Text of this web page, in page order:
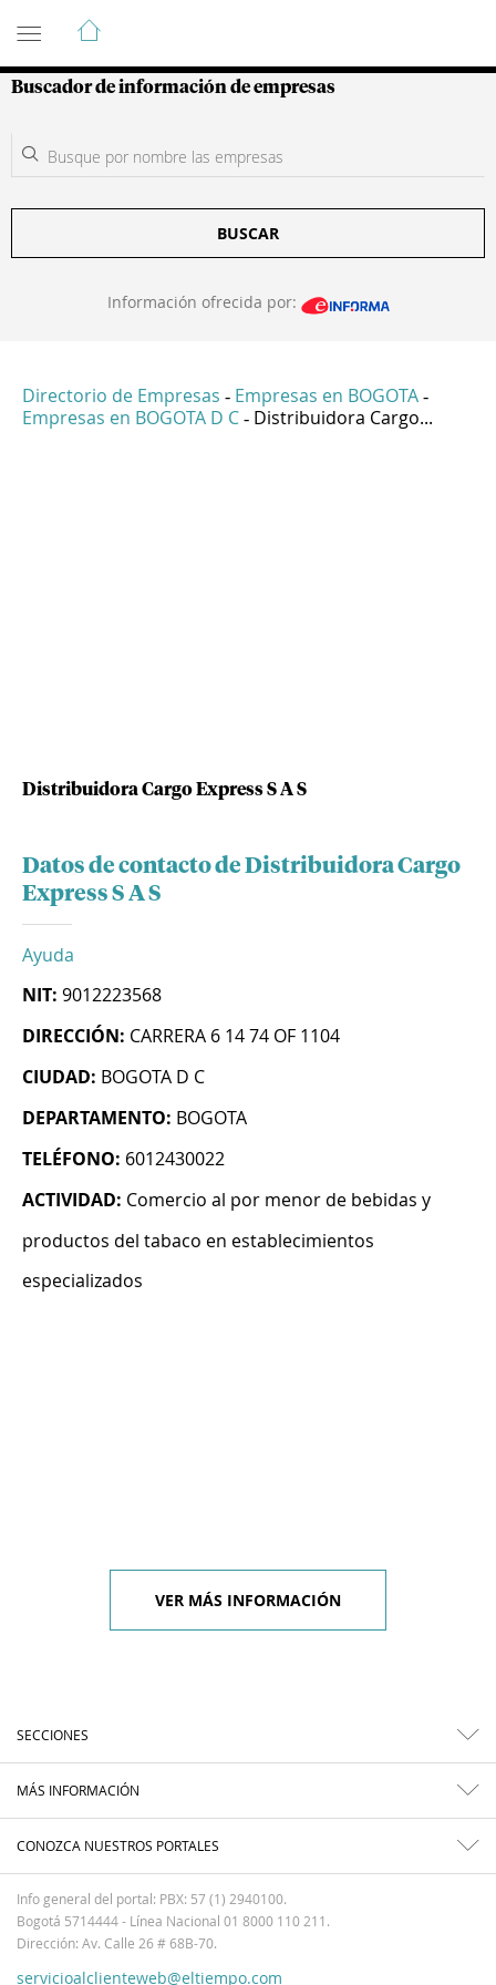
Guía de Empresas Colombianas
Buscador de información de empresas
BUSCAR
Información ofrecida por:
Directorio de Empresas - Empresas en BOGOTA -
Empresas en BOGOTA D C - Distribuidora Cargo...
Distribuidora Cargo Express S A S
Datos de contacto de Distribuidora Cargo
Express S A S
Ayuda
NIT: 9012223568
DIRECCIÓN: CARRERA 6 14 74 OF 1104
CIUDAD: BOGOTA D C
DEPARTAMENTO: BOGOTA
TELÉFONO: 6012430022
ACTIVIDAD: Comercio al por menor de bebidas y
productos del tabaco en establecimientos
especializados
VER MÁS INFORMACIÓN
SECCIONES
MÁS INFORMACIÓN
CONOZCA NUESTROS PORTALES
Info general del portal: PBX: 57 (1) 2940100.
Bogotá 5714444 - Línea Nacional 01 8000 110 211.
Dirección: Av. Calle 26 # 68B-70.
servicioalclienteweb@eltiempo.com